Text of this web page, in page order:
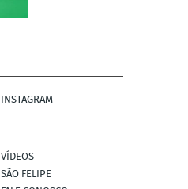
INSTAGRAM
VÍDEOS
SÃO FELIPE